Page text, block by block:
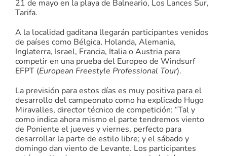
21 de mayo en la playa de Balneario, Los Lances Sur,
Tarifa.
A la localidad gaditana llegarán participantes venidos
de países como Bélgica, Holanda, Alemania,
Inglaterra, Israel, Francia, Italia o Austria para
competir en una prueba del Europeo de Windsurf
EFPT (European Freestyle Professional Tour).
La previsión para estos días es muy positiva para el
desarrollo del campeonato como ha explicado Hugo
Miravalles, director técnico de competición: “Tal y
como indica ahora mismo el parte tendremos viento
de Poniente el jueves y viernes, perfecto para
desarrollar la parte de estilo libre; y el sábado y
domingo dan viento de Levante. Los participantes